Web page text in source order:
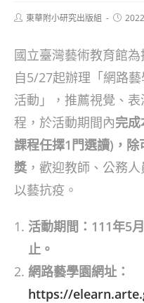
Post東華附小研究出版組
Post
國立臺灣藝術教育館
自5/27起辦理「網路
活動」，推薦視覺、
程，於活動期間內完
課程任擇1門選讀)，
獎 ，歡迎教師、公務
以藝抗疫。
活動期間：111年5
止。
網路藝學園網址：
https://